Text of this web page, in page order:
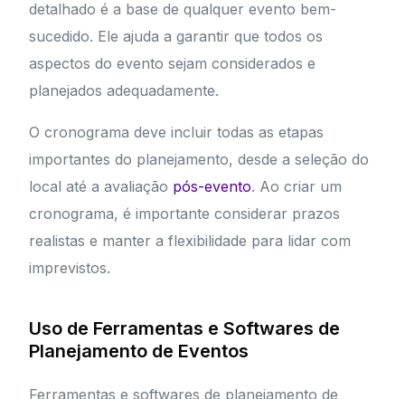
detalhado é a base de qualquer evento bem-
sucedido. Ele ajuda a garantir que todos os
aspectos do evento sejam considerados e
planejados adequadamente.
O cronograma deve incluir todas as etapas
importantes do planejamento, desde a seleção do
local até a avaliação pós-evento. Ao criar um
cronograma, é importante considerar prazos
realistas e manter a flexibilidade para lidar com
imprevistos.
Uso de Ferramentas e Softwares de
Planejamento de Eventos
Ferramentas e softwares de planejamento de